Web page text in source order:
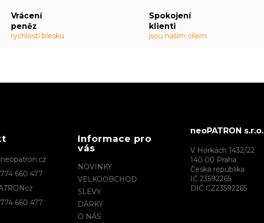
Vrácení
peněz
rychlostí blesku
Spokojení
klienti
jsou naším cílem
neopatron.cz
660 477
660 477
Informace pro
vás
NOVINKY
VELKOOBCHOD
SLEVY
DÁRKY
O NÁS
neoPATRON s.r.o.
V Horkách 1432/22
140 00 Praha
Česká republika
IČ 23592265
DIČ CZ23592265